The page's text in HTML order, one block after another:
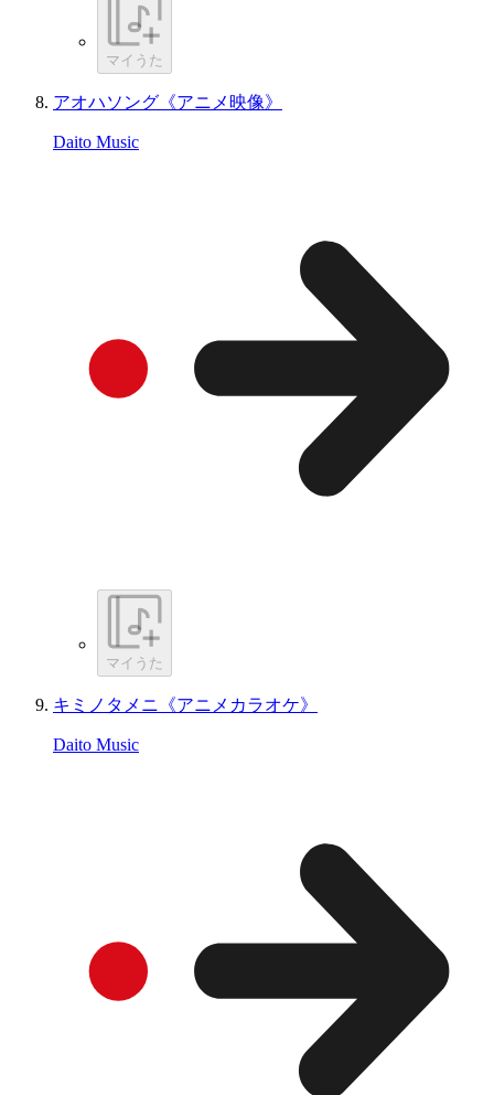
マイうた
アオハソング《アニメ映像》
Daito Music
マイうた
キミノタメニ《アニメカラオケ》
Daito Music